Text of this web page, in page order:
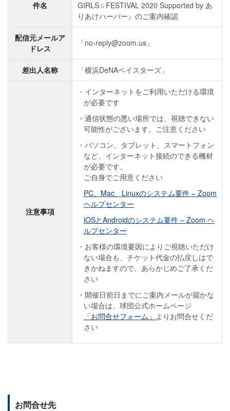
件名
GIRLS☆FESTIVAL 2020 Supported by あ
りあけハーバー』のご案内確認
配信元メールア
ドレス
「no-reply@zoom.us」
差出人名称 「横浜DeNAベイスターズ」
注意事項
インターネットをご利用いただける環境
が必要です
通信状態の悪い場所では、視聴できない
可能性がございます。ご注意ください
パソコン、タブレット、スマートフォン
など、インターネット接続のできる機材
が必要です。
ご自身でご用意ください
PC、Mac、Linuxのシステム要件 – Zoom
ヘルプセンター
iOSとAndroidのシステム要件 – Zoom ヘ
ルプセンター
お客様の環境要因によりご視聴いただけ
ない場合も、チケット代金の払戻しはで
きかねますので、あらかじめご了承くだ
さい
開催日前日までにご案内メールが届かな
い場合は、球団公式ホームページ
「お問合せフォーム」 よりお問合せくだ
さい
お問合せ先